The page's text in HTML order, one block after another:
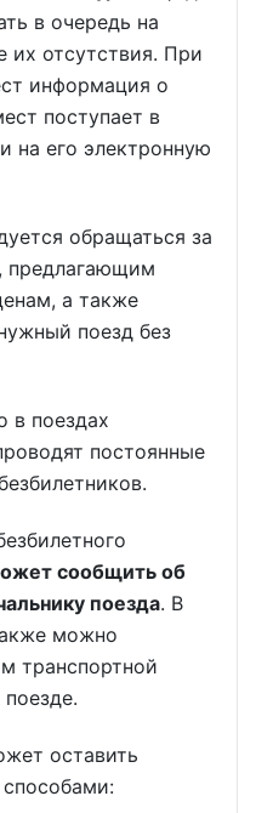
в очередь на
их отсутствия. При
информация о
поступает в
на его электронную
обращаться за
предлагающим
а также
поезд без
в поездах
постоянные
сообщить об
поезда. В
можно
транспортной
оставить